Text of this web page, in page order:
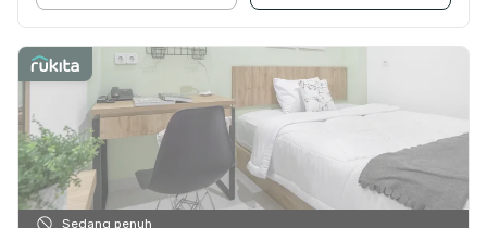
Sedang penuh